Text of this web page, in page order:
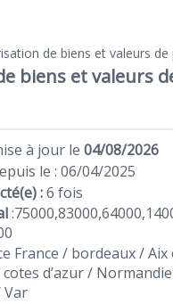
de biens et valeurs de
biens et valeurs
à jour le 04/08/2026
le : 06/04/2025
:6 fois
:75000,83000,64000,
France / bordeaux / Aix
d’azur /
Var